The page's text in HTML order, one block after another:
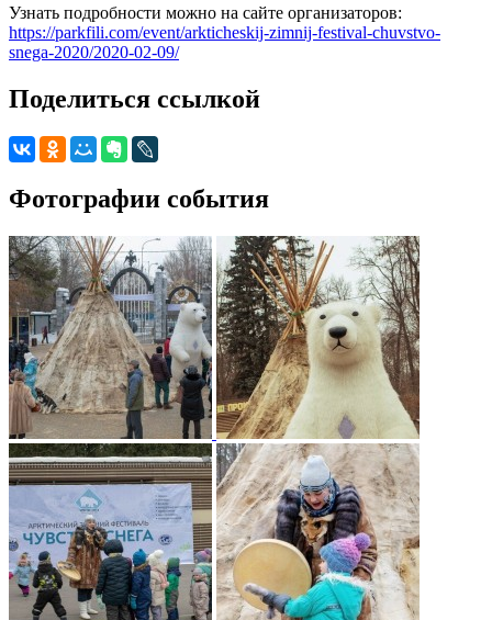
Узнать подробности можно на сайте организаторов:
https://parkfili.com/event/arkticheskij-zimnij-festival-chuvstvo-
snega-2020/2020-02-09/
Поделиться ссылкой
Фотографии события